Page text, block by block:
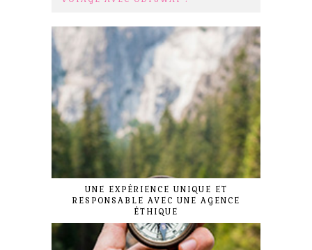
UNE EXPÉRIENCE UNIQUE ET
RESPONSABLE AVEC UNE AGENCE
ÉTHIQUE